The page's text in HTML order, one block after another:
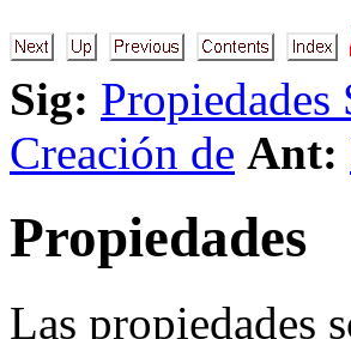
Sig: Propiedades
Creación de Ant:
Propiedades
Las propiedades